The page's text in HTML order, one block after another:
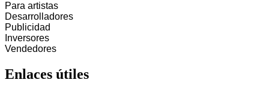
Para artistas
Desarrolladores
Publicidad
Inversores
Vendedores
Enlaces útiles